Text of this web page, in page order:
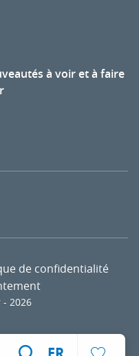
à voir et à faire
- 2026
de confidentialité